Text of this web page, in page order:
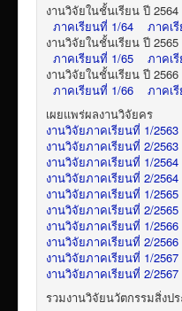
งานวิจัยในชั้นเรียน ปี 2564
ภาคเรียนที่ 1/64
ภาคเ
งานวิจัยในชั้นเรียน ปี 2565
ภาคเรียนที่ 1/65
ภาคเ
งานวิจัยในชั้นเรียน ปี 2566
ภาคเรียนที่ 1/66
ภาคเ
เผยแพร่ผลงานวิจัยคร
งานวิจัยภาคเรียนที่ 1/2563
งานวิจัยภาคเรียนที่ 2/2563
งานวิจัยภาคเรียนที่ 1/2564
งานวิจัยภาคเรียนที่ 2/2564
งานวิจัยภาคเรียนที่ 1/2565
งานวิจัยภาคเรียนที่ 2/2565
งานวิจัยภาคเรียนที่ 1/2566
งานวิจัยภาคเรียนที่ 2/2566
งานวิจัยภาคเรียนที่ 1/2567
งานวิจัยภาคเรียนที่ 2/2567
รวมงานวิจัยนวัตกรรมสิ่งป